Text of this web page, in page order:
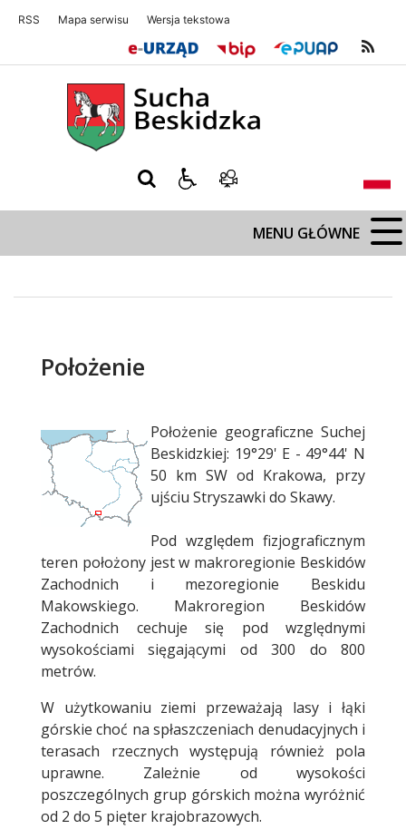
RSS Mapa serwisu Wersja tekstowa
Sucha Beskidzka
MENU GŁÓWNE
Położenie
Treść
Położenie geograficzne Suchej
Beskidzkiej: 19°29' E - 49°44' N
50 km SW od Krakowa, przy
ujściu Stryszawki do Skawy.
Pod względem fizjograficznym
teren położony jest w makroregionie Beskidów
Zachodnich i mezoregionie Beskidu
Makowskiego. Makroregion Beskidów
Zachodnich cechuje się pod względnymi
wysokościami sięgającymi od 300 do 800
metrów.
W użytkowaniu ziemi przeważają lasy i łąki
górskie choć na spłaszczeniach denudacyjnych i
terasach rzecznych występują również pola
uprawne. Zależnie od wysokości
poszczególnych grup górskich można wyróżnić
od 2 do 5 pięter krajobrazowych.